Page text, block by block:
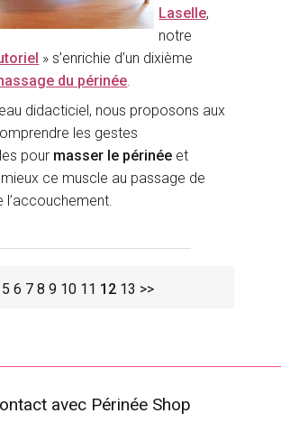
Laselle,
notre
» s’enrichie d’un dixième
du périnée
didacticiel, nous proposons aux
les gestes
pour masser le périnée et
ce muscle au passage de
l’accouchement.
5 6 7 8 9 10 11 12 13 >>
avec Périnée Shop